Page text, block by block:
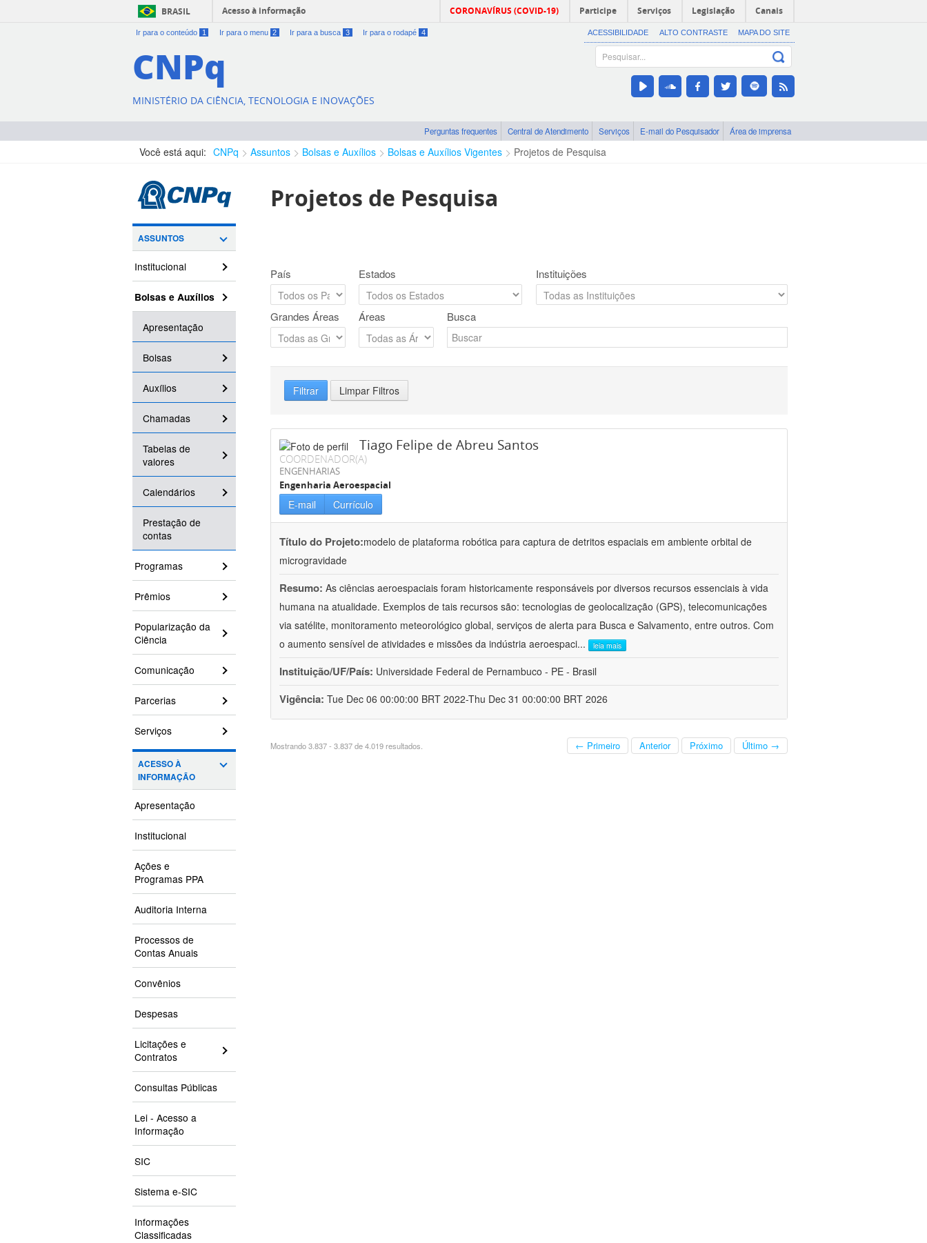
BRASIL Acesso à informação CORONAVÍRUS (COVID-19) Participe Serviços Legislação Canais
Ir para o conteúdo 1 Ir para o menu 2 Ir para a busca 3 Ir para o rodapé 4 ACESSIBILIDADE ALTO CONTRASTE MAPA DO SITE
CNPq
MINISTÉRIO DA CIÊNCIA, TECNOLOGIA E INOVAÇÕES
Perguntas frequentes Central de Atendimento Serviços E-mail do Pesquisador Área de imprensa
Você está aqui: CNPq Assuntos Bolsas e Auxílios Bolsas e Auxílios Vigentes Projetos de Pesquisa
ASSUNTOS
Institucional
Bolsas e Auxílios
Apresentação
Bolsas
Auxílios
Chamadas
Tabelas de
valores
Calendários
Prestação de
contas
Programas
Prêmios
Popularização da
Ciência
Comunicação
Parcerias
Serviços
ACESSO À
INFORMAÇÃO
Apresentação
Institucional
Ações e
Programas PPA
Auditoria Interna
Processos de
Contas Anuais
Convênios
Despesas
Licitações e
Contratos
Consultas Públicas
Lei - Acesso a
Informação
SIC
Sistema e-SIC
Informações
Classificadas
Projetos de Pesquisa
País Estados Instituições
Grandes Áreas Áreas Busca
Filtrar Limpar Filtros
Tiago Felipe de Abreu Santos
COORDENADOR(A)
ENGENHARIAS
Engenharia Aeroespacial
E-mail Currículo
Título do Projeto:modelo de plataforma robótica para captura de detritos espaciais em ambiente orbital de
microgravidade
Resumo: As ciências aeroespaciais foram historicamente responsáveis por diversos recursos essenciais à vida
humana na atualidade. Exemplos de tais recursos são: tecnologias de geolocalização (GPS), telecomunicações
via satélite, monitoramento meteorológico global, serviços de alerta para Busca e Salvamento, entre outros. Com
o aumento sensível de atividades e missões da indústria aeroespaci... leia mais
Instituição/UF/País: Universidade Federal de Pernambuco - PE - Brasil
Vigência: Tue Dec 06 00:00:00 BRT 2022-Thu Dec 31 00:00:00 BRT 2026
Mostrando 3.837 - 3.837 de 4.019 resultados. ← Primeiro Anterior Próximo Último →